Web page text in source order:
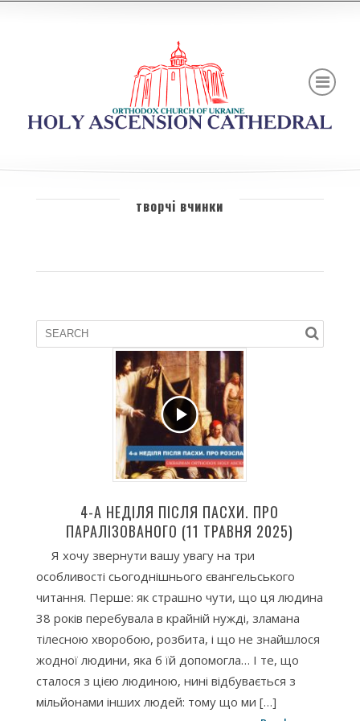
творчі вчинки
4-А НЕДІЛЯ ПІСЛЯ ПАСХИ. ПРО
ПАРАЛІЗОВАНОГО (11 ТРАВНЯ 2025)
Я хочу звернути вашу увагу на три
особливості сьогоднішнього євангельського
читання. Перше: як страшно чути, що ця людина
38 років перебувала в крайній нужді, зламана
тілесною хворобою, розбита, і що не знайшлося
жодної людини, яка б їй допомогла… І те, що
сталося з цією людиною, нині відбувається з
мільйонами інших людей: тому що ми […]